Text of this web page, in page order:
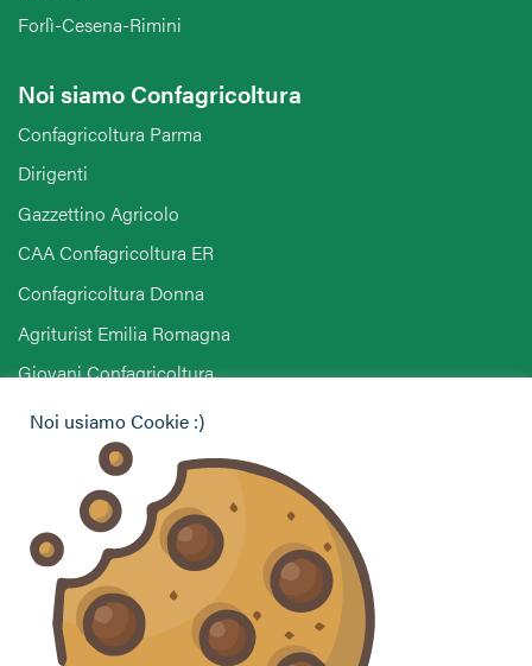
Forlì-Cesena-Rimini
Noi siamo Confagricoltura
Confagricoltura Parma
Dirigenti
Gazzettino Agricolo
CAA Confagricoltura ER
Confagricoltura Donna
Agriturist Emilia Romagna
Giovani Confagricoltura
Pensionati Confagricoltura
Hai bisogno di informazioni?
Vuoi contattarci per ricevere assistenza, lasciare un
commento o chiedere informazioni?
CONTATTACI
Noi usiamo Cookie :)